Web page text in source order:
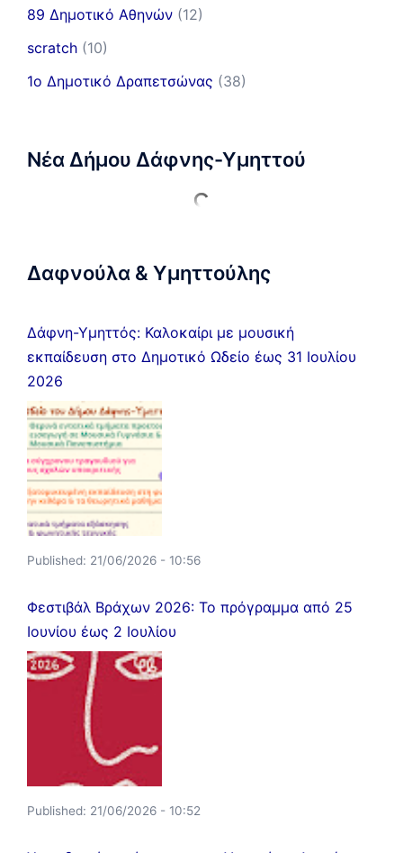
89 Δημοτικό Αθηνών (12)
scratch (10)
1ο Δημοτικό Δραπετσώνας (38)
Νέα Δήμου Δάφνης-Υμηττού
Δαφνούλα & Υμηττούλης
Δάφνη-Υμηττός: Καλοκαίρι με μουσική
εκπαίδευση στο Δημοτικό Ωδείο έως 31 Ιουλίου
2026
Published: 21/06/2026 - 10:56
Φεστιβάλ Βράχων 2026: Το πρόγραμμα από 25
Ιουνίου έως 2 Ιουλίου
Published: 21/06/2026 - 10:52